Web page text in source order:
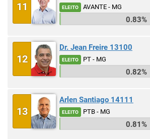
11 ELEITO AVANTE - MG
0.83%
12
Dr. Jean Freire 13100
ELEITO PT - MG
0.82%
13
Arlen Santiago 14111
ELEITO PTB - MG
0.81%